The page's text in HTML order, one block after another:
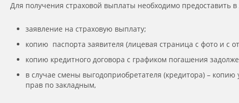
Для получения страховой выплаты необходимо предоставить
заявление на страховую выплату;
копию паспорта заявителя (лицевая страница с фото и с
копию кредитного договора с графиком погашения
в случае смены выгодоприобретателя (кредитора) –
прав по закладным,